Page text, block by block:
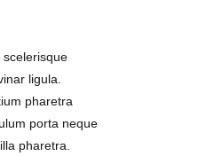
scelerisque
ligula.
pharetra
porta neque
pharetra.